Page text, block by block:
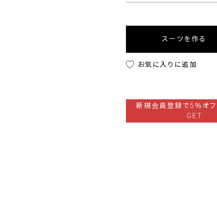
スーツを作る
お気に入りに追加
新規会員登録で5％オ
GET